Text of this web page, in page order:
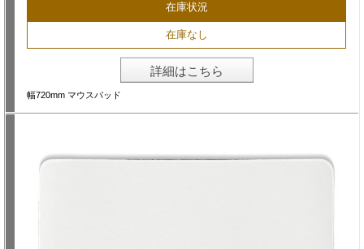
在庫状況
在庫なし
詳細はこちら
幅720mm マウスパッド